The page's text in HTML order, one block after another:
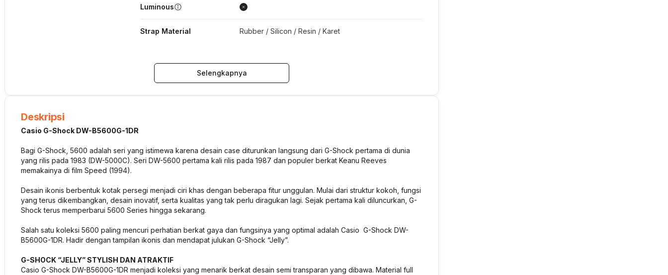
Luminous
Strap Material Rubber / Silicon / Resin / Karet
Selengkapnya
Deskripsi
Casio G-Shock DW-B5600G-1DR
Bagi G-Shock, 5600 adalah seri yang istimewa karena desain case diturunkan langsung dari G-Shock pertama di dunia
yang rilis pada 1983 (DW-5000C). Seri DW-5600 pertama kali rilis pada 1987 dan populer berkat Keanu Reeves
memakainya di film Speed (1994).
Desain ikonis berbentuk kotak persegi menjadi ciri khas dengan beberapa fitur unggulan. Mulai dari struktur kokoh, fungsi
yang terus dikembangkan, desain inovatif, serta kualitas yang tak perlu diragukan lagi. Sejak pertama kali diluncurkan, G-
Shock terus memperbarui 5600 Series hingga sekarang.
Salah satu koleksi 5600 paling mencuri perhatian berkat gaya dan fungsinya yang optimal adalah Casio G-Shock DW-
B5600G-1DR. Hadir dengan tampilan ikonis dan mendapat julukan G-Shock “Jelly”.
G-SHOCK “JELLY” STYLISH DAN ATRAKTIF
Casio G-Shock DW-B5600G-1DR menjadi koleksi yang menarik berkat desain semi transparan yang dibawa. Material full